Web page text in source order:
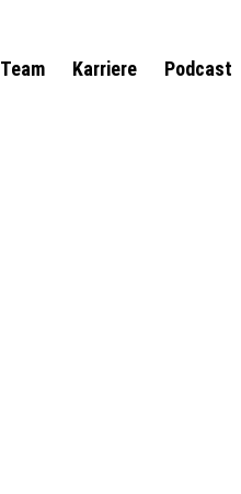
Team Karriere Podcast